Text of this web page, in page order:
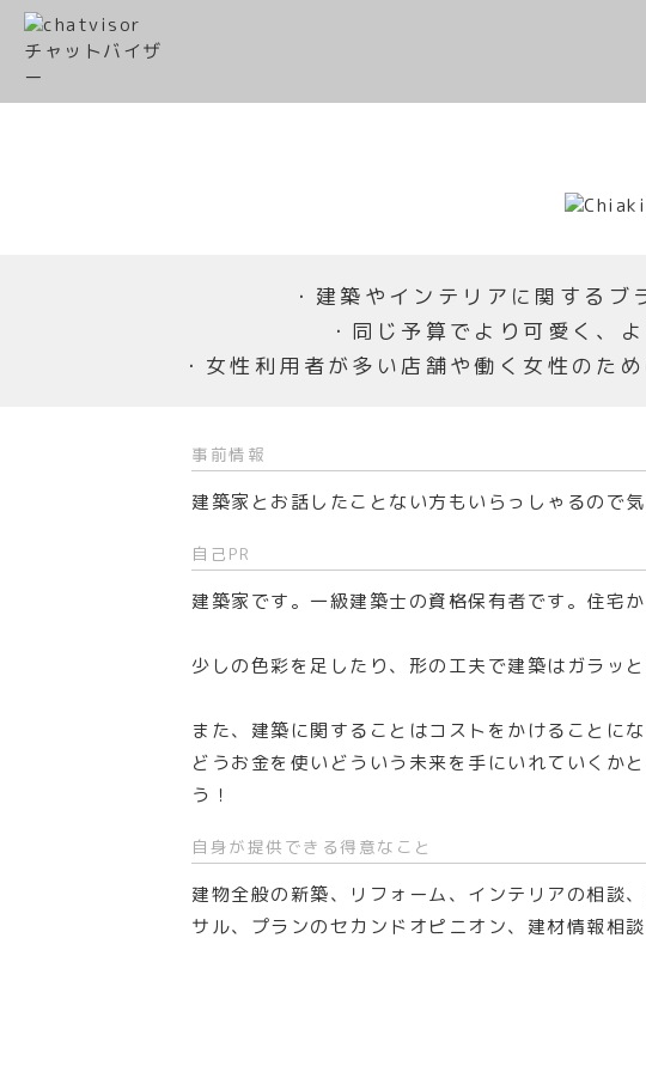
・建築やインテリアに関する
・同じ予算でより可愛く、
・女性利用者が多い店舗や働く女性のた
事前情報
建築家とお話したことない方もいらっしゃるので
自己PR
建築家です。一級建築士の資格保有者です。住宅
少しの色彩を足したり、形の工夫で建築はガラッ
また、建築に関することはコストをかけることに
どうお金を使いどういう未来を手にいれていくか
う！
自身が提供できる得意なこと
建物全般の新築、リフォーム、インテリアの相談
サル、プランのセカンドオピニオン、建材情報相談